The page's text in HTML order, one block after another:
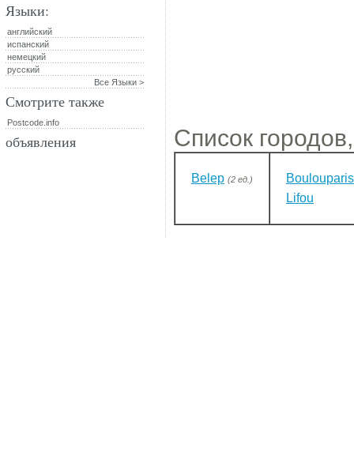
Список
Belep (2 ед.)
Boulouparis
Lifou
Языки:
английский
испанский
немецкий
русский
Все Языки >
Смотрите также
Postcode.info
объявления